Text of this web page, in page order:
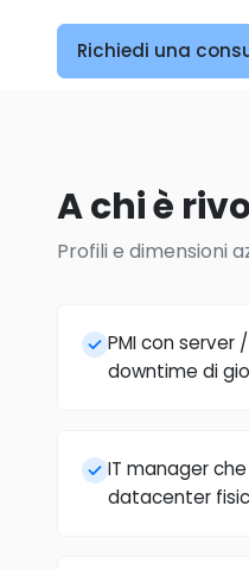
Richiedi una
A chi è
Profili e dimensioni
PMI con server
downtime di
IT manager
datacenter